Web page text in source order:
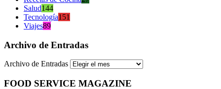
Salud144
Tecnología151
Viajes89
Archivo de Entradas
Archivo de Entradas
FOOD SERVICE MAGAZINE